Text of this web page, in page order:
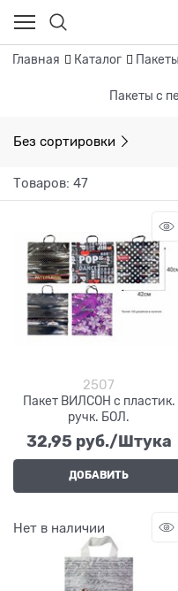
Главная Каталог Пакеты
Пакеты с
Без сортировки
Товаров: 47
2507
Пакет ВИЛСОН с пластик.
ручк. БОЛ.
32,95 руб./Штука
ДОБАВИТЬ
Нет в наличии